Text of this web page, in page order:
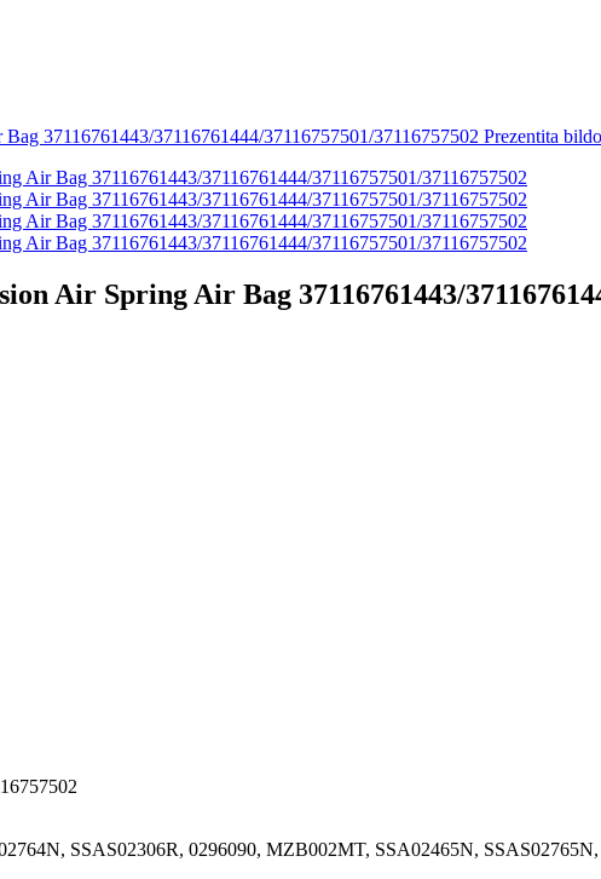
Air Spring Air Bag 37116761443/
SSAS02306R, 0296090, MZB002MT, SSA02465N,